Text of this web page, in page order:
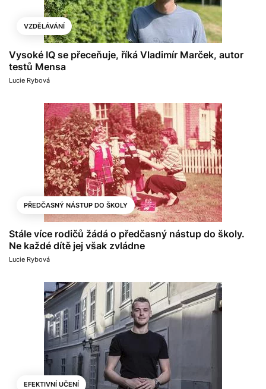
VZDĚLÁVÁNÍ
Vysoké IQ se přeceňuje, říká Vladimír Marček, autor
testů Mensa
Lucie Rybová
PŘEDČASNÝ NÁSTUP DO ŠKOLY
Stále více rodičů žádá o předčasný nástup do školy.
Ne každé dítě jej však zvládne
Lucie Rybová
EFEKTIVNÍ UČENÍ